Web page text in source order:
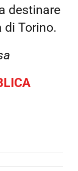
destinare
di Torino.